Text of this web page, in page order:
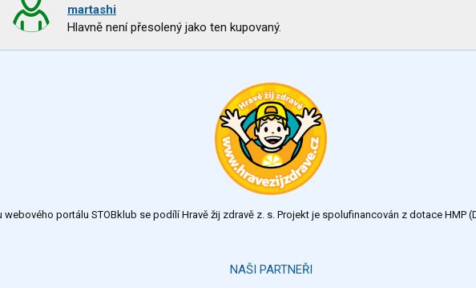
martashi
Hlavně není přesolený jako ten kupovaný.
webového portálu STOBklub se podílí Hravě žij zdravě z. s. Projekt je spolufinancován z dotace HMP
NAŠI PARTNEŘI